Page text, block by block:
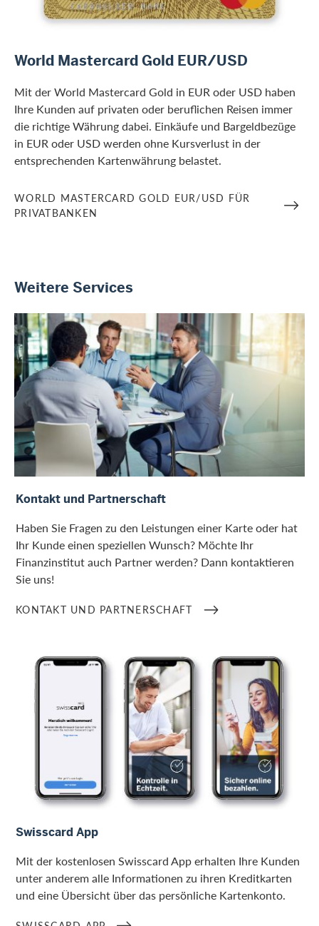
World Mastercard Gold EUR/USD
Mit der World Mastercard Gold in EUR oder USD haben
Ihre Kunden auf privaten oder beruflichen Reisen immer
die richtige Währung dabei. Einkäufe und Bargeldbezüge
in EUR oder USD werden ohne Kursverlust in der
entsprechenden Kartenwährung belastet.
WORLD MASTERCARD GOLD EUR/USD FÜR
PRIVATBANKEN
Weitere Services
Kontakt und Partnerschaft
Kontakt und Partnerschaft
Haben Sie Fragen zu den Leistungen einer Karte oder hat
Ihr Kunde einen speziellen Wunsch? Möchte Ihr
Finanzinstitut auch Partner werden? Dann kontaktieren
Sie uns!
KONTAKT UND PARTNERSCHAFT
Swisscard App
Mit der kostenlosen Swisscard App erhalten Ihre Kunden
unter anderem alle Informationen zu ihren Kreditkarten
und eine Übersicht über das persönliche Kartenkonto.